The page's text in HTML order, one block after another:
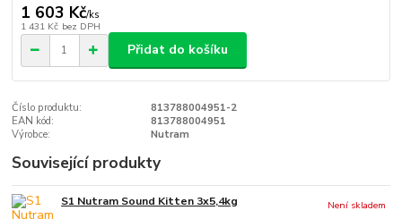
1 603 Kč/ks
1 431 Kč bez DPH
Přidat do košíku
Číslo produktu:
813788004951-2
EAN kód:
813788004951
Výrobce:
Nutram
Související produkty
S1 Nutram Sound Kitten 3x5,4kg
Není skladem